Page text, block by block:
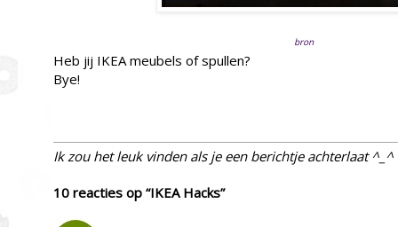
bron
Heb jij IKEA meubels of spullen?
Bye!
Ik zou het leuk vinden als je een berichtje achterlaat ^_^
10 reacties op “IKEA Hacks”